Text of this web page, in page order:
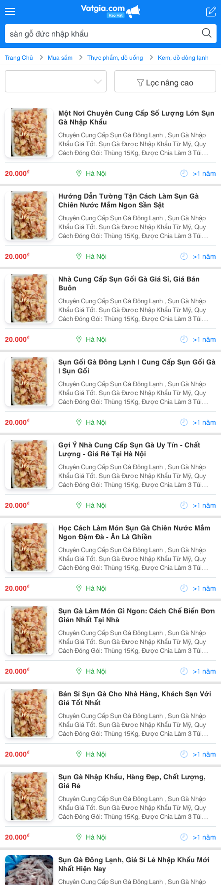
Trang Chủ Mua sắm Thực phẩm, đồ uống Kem, đồ đông lạnh
Lọc nâng cao
Một Nơi Chuyên Cung Cấp Số Lượng Lớn Sụn
Gà Nhập Khẩu
Chuyên Cung Cấp Sụn Gà Đông Lạnh , Sụn Gà Nhập
Khẩu Giá Tốt. Sụn Gà Được Nhập Khẩu Từ Mỹ, Quy
Cách Đóng Gói: Thùng 15Kg, Được Chia Làm 3 Túi
Nhỏ. Sản Phẩm Sụn Gà Luôn Được Bảo Quản Đông
Lạnh Ở Nhiệt Độ - 18 Độ C, Đảm Bảo Về Chất Lượng,
Phù Hợp Với...
20.000₫ Hà Nội >1 năm
Hướng Dẫn Tường Tận Cách Làm Sụn Gà
Chiên Nước Mắm Ngon Sần Sật
Chuyên Cung Cấp Sụn Gà Đông Lạnh , Sụn Gà Nhập
Khẩu Giá Tốt. Sụn Gà Được Nhập Khẩu Từ Mỹ, Quy
Cách Đóng Gói: Thùng 15Kg, Được Chia Làm 3 Túi
Nhỏ. Sản Phẩm Sụn Gà Luôn Được Bảo Quản Đông
Lạnh Ở Nhiệt Độ - 18 Độ C, Đảm Bảo Về Chất Lượng,
Phù Hợp Với...
20.000₫ Hà Nội >1 năm
Nhà Cung Cấp Sụn Gối Gà Giá Sỉ, Giá Bán
Buôn
Chuyên Cung Cấp Sụn Gà Đông Lạnh , Sụn Gà Nhập
Khẩu Giá Tốt. Sụn Gà Được Nhập Khẩu Từ Mỹ, Quy
Cách Đóng Gói: Thùng 15Kg, Được Chia Làm 3 Túi
Nhỏ. Sản Phẩm Sụn Gà Luôn Được Bảo Quản Đông
Lạnh Ở Nhiệt Độ - 18 Độ C, Đảm Bảo Về Chất Lượng,
Phù Hợp Với...
20.000₫ Hà Nội >1 năm
Sụn Gối Gà Đông Lạnh | Cung Cấp Sụn Gối Gà
| Sụn Gối
Chuyên Cung Cấp Sụn Gà Đông Lạnh , Sụn Gà Nhập
Khẩu Giá Tốt. Sụn Gà Được Nhập Khẩu Từ Mỹ, Quy
Cách Đóng Gói: Thùng 15Kg, Được Chia Làm 3 Túi
Nhỏ. Sản Phẩm Sụn Gà Luôn Được Bảo Quản Đông
Lạnh Ở Nhiệt Độ - 18 Độ C, Đảm Bảo Về Chất Lượng,
Phù Hợp Với...
20.000₫ Hà Nội >1 năm
Gợi Ý Nhà Cung Cấp Sụn Gà Uy Tín - Chất
Lượng - Giá Rẻ Tại Hà Nội
Chuyên Cung Cấp Sụn Gà Đông Lạnh , Sụn Gà Nhập
Khẩu Giá Tốt. Sụn Gà Được Nhập Khẩu Từ Mỹ, Quy
Cách Đóng Gói: Thùng 15Kg, Được Chia Làm 3 Túi
Nhỏ. Sản Phẩm Sụn Gà Luôn Được Bảo Quản Đông
Lạnh Ở Nhiệt Độ - 18 Độ C, Đảm Bảo Về Chất Lượng,
Phù Hợp Với...
20.000₫ Hà Nội >1 năm
Học Cách Làm Món Sụn Gà Chiên Nước Mắm
Ngon Đậm Đà - Ăn Là Ghiền
Chuyên Cung Cấp Sụn Gà Đông Lạnh , Sụn Gà Nhập
Khẩu Giá Tốt. Sụn Gà Được Nhập Khẩu Từ Mỹ, Quy
Cách Đóng Gói: Thùng 15Kg, Được Chia Làm 3 Túi
Nhỏ. Sản Phẩm Sụn Gà Luôn Được Bảo Quản Đông
Lạnh Ở Nhiệt Độ - 18 Độ C, Đảm Bảo Về Chất Lượng,
Phù Hợp Với...
20.000₫ Hà Nội >1 năm
Sụn Gà Làm Món Gì Ngon: Cách Chế Biến Đơn
Giản Nhất Tại Nhà
Chuyên Cung Cấp Sụn Gà Đông Lạnh , Sụn Gà Nhập
Khẩu Giá Tốt. Sụn Gà Được Nhập Khẩu Từ Mỹ, Quy
Cách Đóng Gói: Thùng 15Kg, Được Chia Làm 3 Túi
Nhỏ. Sản Phẩm Sụn Gà Luôn Được Bảo Quản Đông
Lạnh Ở Nhiệt Độ - 18 Độ C, Đảm Bảo Về Chất Lượng,
Phù Hợp Với...
20.000₫ Hà Nội >1 năm
Bán Sỉ Sụn Gà Cho Nhà Hàng, Khách Sạn Với
Giá Tốt Nhất
Chuyên Cung Cấp Sụn Gà Đông Lạnh , Sụn Gà Nhập
Khẩu Giá Tốt. Sụn Gà Được Nhập Khẩu Từ Mỹ, Quy
Cách Đóng Gói: Thùng 15Kg, Được Chia Làm 3 Túi
Nhỏ. Sản Phẩm Sụn Gà Luôn Được Bảo Quản Đông
Lạnh Ở Nhiệt Độ - 18 Độ C, Đảm Bảo Về Chất Lượng,
Phù Hợp Với...
20.000₫ Hà Nội >1 năm
Sụn Gà Nhập Khẩu, Hàng Đẹp, Chất Lượng,
Giá Rẻ
Chuyên Cung Cấp Sụn Gà Đông Lạnh , Sụn Gà Nhập
Khẩu Giá Tốt. Sụn Gà Được Nhập Khẩu Từ Mỹ, Quy
Cách Đóng Gói: Thùng 15Kg, Được Chia Làm 3 Túi
Nhỏ. Sản Phẩm Sụn Gà Luôn Được Bảo Quản Đông
Lạnh Ở Nhiệt Độ - 18 Độ C, Đảm Bảo Về Chất Lượng,
Phù Hợp Với...
20.000₫ Hà Nội >1 năm
Sụn Gà Đông Lạnh, Giá Sỉ Lẻ Nhập Khẩu Mới
Nhất Hiện Nay
Chuyên Cung Cấp Sụn Gà Đông Lạnh , Sụn Gà Nhập